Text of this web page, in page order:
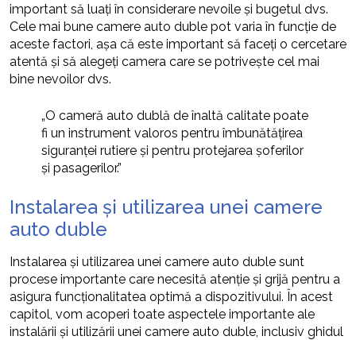
important să luați în considerare nevoile și bugetul dvs.
Cele mai bune camere auto duble pot varia în funcție de
aceste factori, așa că este important să faceți o cercetare
atentă și să alegeți camera care se potrivește cel mai
bine nevoilor dvs.
„O cameră auto dublă de înaltă calitate poate
fi un instrument valoros pentru îmbunătățirea
siguranței rutiere și pentru protejarea șoferilor
și pasagerilor.”
Instalarea și utilizarea unei camere
auto duble
Instalarea și utilizarea unei camere auto duble sunt
procese importante care necesită atenție și grijă pentru a
asigura funcționalitatea optimă a dispozitivului. În acest
capitol, vom acoperi toate aspectele importante ale
instalării și utilizării unei camere auto duble, inclusiv ghidul